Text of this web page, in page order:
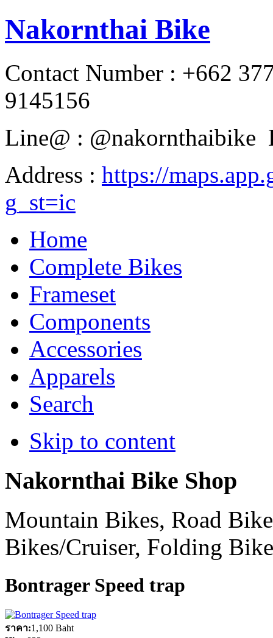
Nakornthai Bike
Contact Number : +662
9145156
Line@ :
Address : https://
g_st=ic
Home
Complete Bikes
Frameset
Components
Accessories
Apparels
Search
Skip to content
Nakornthai Bike Shop
Mountain Bikes, Road
Bikes/Cruiser, Folding
Bontrager Speed trap
ราคา:1,100 Baht